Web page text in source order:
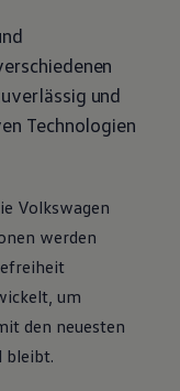
und
Technologien
Volkswagen
werden
um
den neuesten
bleibt.